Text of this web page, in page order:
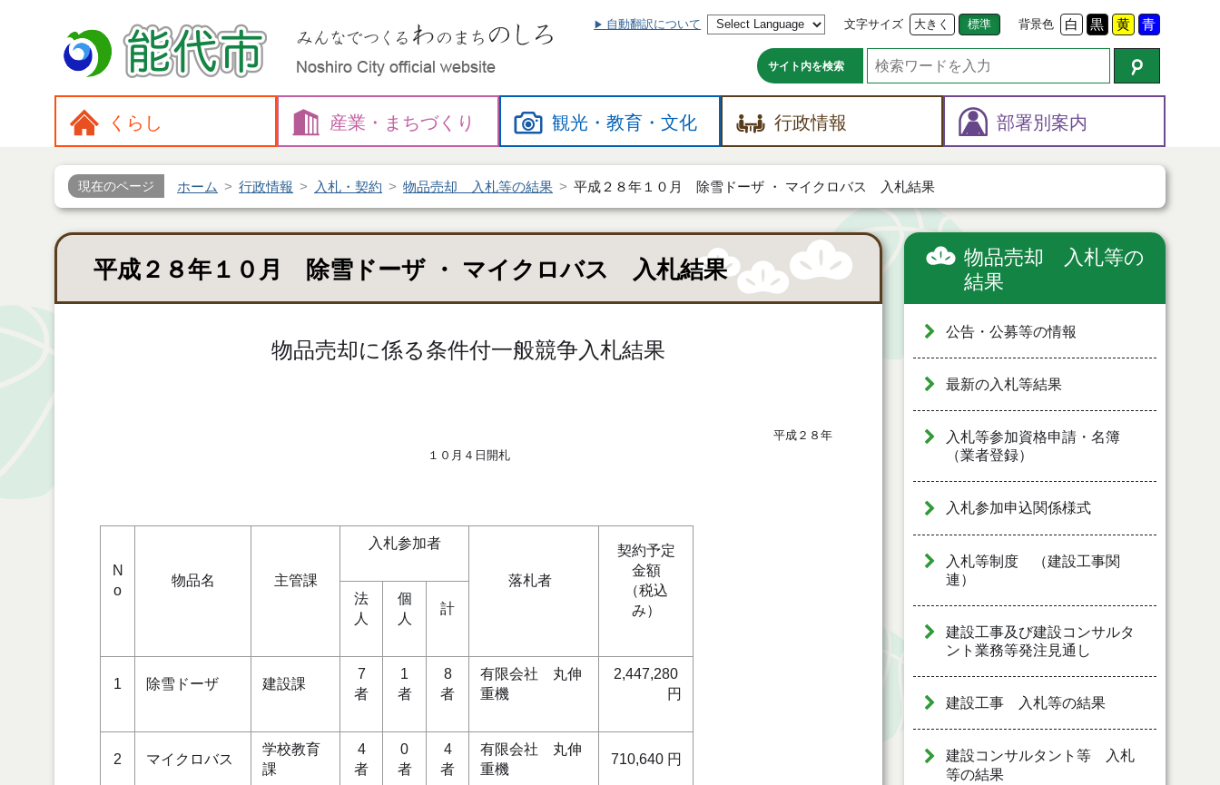
自動翻訳について 文字サイズ 大きく 標準 背景色 白 黒 黄 青
サイト内を検索
くらし 産業・ まちづくり 観光・教育・文化 行政情報 部署別案内
現在のページ ホーム 行政情報 入札・契約 物品売却 入札等の結果 平成２８年１０月 除雪ドーザ ・ マイクロバス 入札結果
平成２８年１０月 除雪ドーザ ・ マイクロバス 入札結果
物品売却に係る条件付一般競争入札結果
平成２８年
１０月４日開札
N
o
物品名 主管課
入札参加者
落札者
契約予定
金額
（税込
み）
法
人
個
人
計
1 除雪ドーザ 建設課
7
者
1
者
8
者
有限会社 丸伸
重機
2,447,280
円
2 マイクロバス
学校教育
課
4
者
0
者
4
者
有限会社 丸伸
重機
710,640 円
物品売却 入札等の
結果
公告・公募等の情報
最新の入札等結果
入札等参加資格申請・名簿
（業者登録）
入札参加申込関係様式
入札等制度 （建設工事関
連）
建設工事及び建設コンサルタ
ント業務等発注見通し
建設工事 入札等の結果
建設コンサルタント等 入札
等の結果